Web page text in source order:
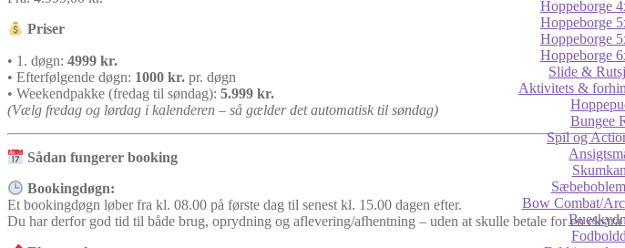
Hoppeborge
Hoppeborge
Hoppeborge
Hoppeborge
Slide &
Aktivitets &
Bungee
Spil og
Bow Combat/
Priser
• 1. døgn: 4999 kr.
• Efterfølgende døgn: 1000 kr. pr. døgn
• Weekendpakke (fredag til søndag): 5.999 kr.
(Vælg fredag og lørdag i kalenderen – så gælder det automatisk til søndag)
Sådan fungerer booking
Bookingdøgn:
Et bookingdøgn løber fra kl. 08.00 på første dag til senest kl. 15.00 dagen efter.
Du har derfor god tid til både brug, oprydning og aflevering/afhentning – uden at skulle betale for en ekstra